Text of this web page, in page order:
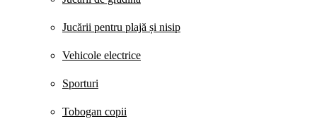
Jucării pentru plajă și nisip
Vehicole electrice
Sporturi
Tobogan copii